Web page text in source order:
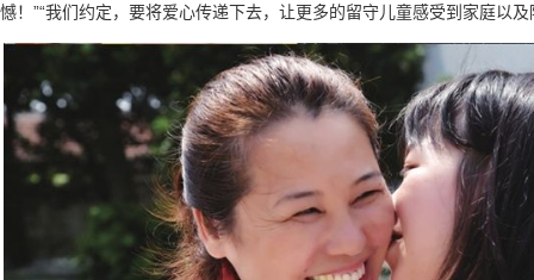
憾！”“我们约定，要将爱心传递下去，让更多的留守儿童感受到家庭以及